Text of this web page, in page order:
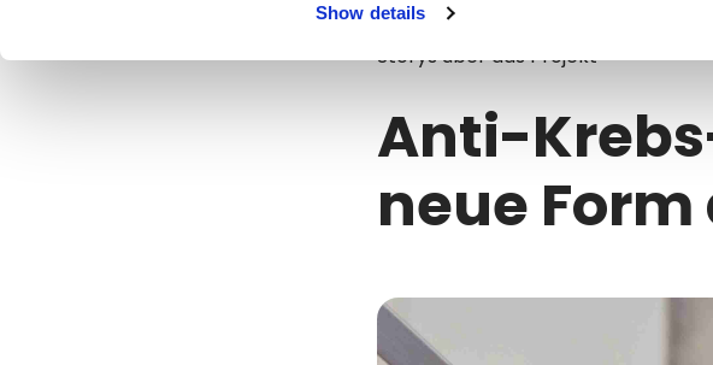
Show details
Storys über das Projekt
Anti-
neue